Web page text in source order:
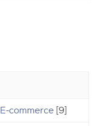
E-commerce [9]